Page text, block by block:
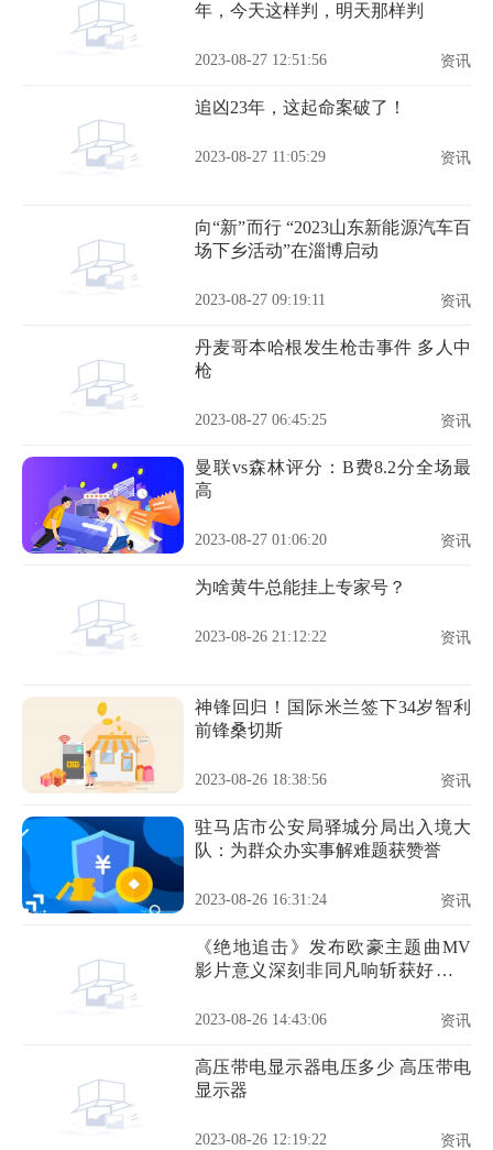
年，今天这样判，明天那样判
2023-08-27 12:51:56 资讯
追凶23年，这起命案破了！
2023-08-27 11:05:29 资讯
向“新”而行 “2023山东新能源汽车百
场下乡活动”在淄博启动
2023-08-27 09:19:11 资讯
丹麦哥本哈根发生枪击事件 多人中
枪
2023-08-27 06:45:25 资讯
曼联vs森林评分：B费8.2分全场最
高
2023-08-27 01:06:20 资讯
为啥黄牛总能挂上专家号？
2023-08-26 21:12:22 资讯
神锋回归！国际米兰签下34岁智利
前锋桑切斯
2023-08-26 18:38:56 资讯
驻马店市公安局驿城分局出入境大
队：为群众办实事解难题获赞誉
2023-08-26 16:31:24 资讯
《绝地追击》发布欧豪主题曲MV
影片意义深刻非同凡响斩获好评无
2023-08-26 14:43:06 资讯
高压带电显示器电压多少 高压带电
显示器
2023-08-26 12:19:22 资讯